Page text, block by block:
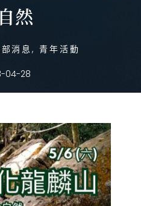
然
消息,青年活動
04-28